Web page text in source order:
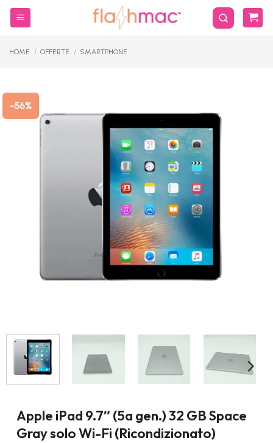
Salta
HOME / OFFERTE / SMARTPHONE
-56%
Apple iPad 9.7″ (5a gen.) 32 GB Space
Gray solo Wi-Fi (Ricondizionato)